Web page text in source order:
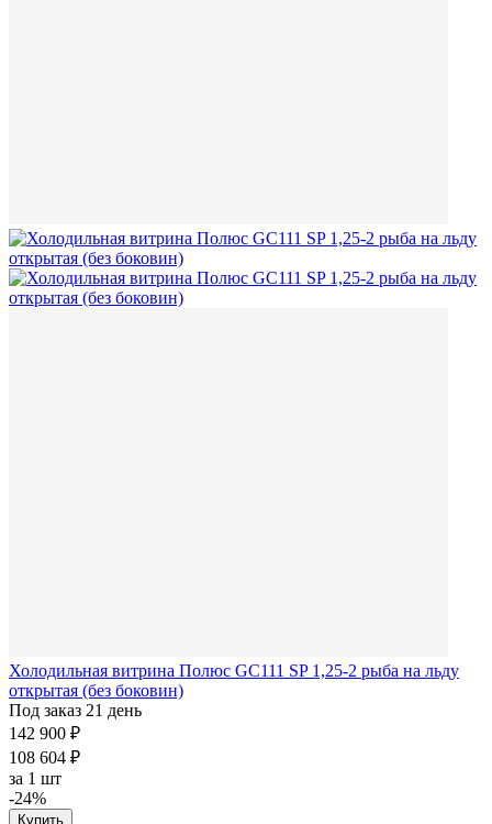
Холодильная витрина Полюс GC111 SP 1,25-2 рыба на льду
открытая (без боковин)
Под заказ 21 день
142 900 ₽
108 604 ₽
за 1 шт
-24%
Купить